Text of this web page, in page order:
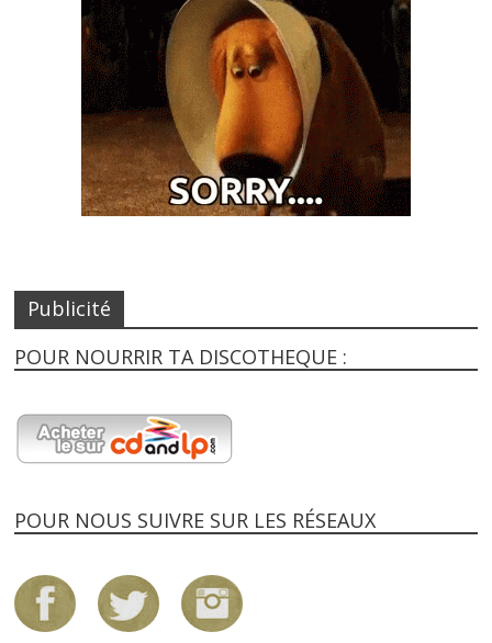
Publicité
POUR NOURRIR TA DISCOTHEQUE :
POUR NOUS SUIVRE SUR LES RÉSEAUX